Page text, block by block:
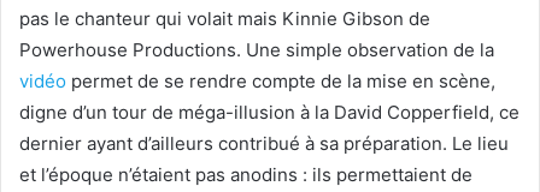
pas le chanteur qui volait mais Kinnie Gibson de
Powerhouse Productions. Une simple observation de la
vidéo permet de se rendre compte de la mise en scène,
digne d’un tour de méga-illusion à la David Copperfield, ce
dernier ayant d’ailleurs contribué à sa préparation. Le lieu
et l’époque n’étaient pas anodins : ils permettaient de